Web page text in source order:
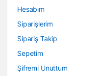
Hesabım
Siparişlerim
Sipariş Takip
Sepetim
Şifremi Unuttum